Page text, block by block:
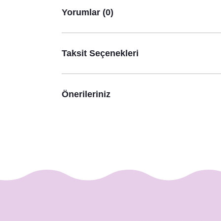
Tek Tek İsimli Pembe Çiçekler Konsept Hediye
35,00 TL
Yorumlar (0)
Taksit Seçenekleri
Önerileriniz